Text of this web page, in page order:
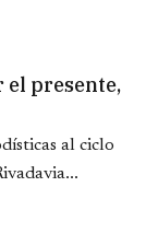
el presente,
al ciclo